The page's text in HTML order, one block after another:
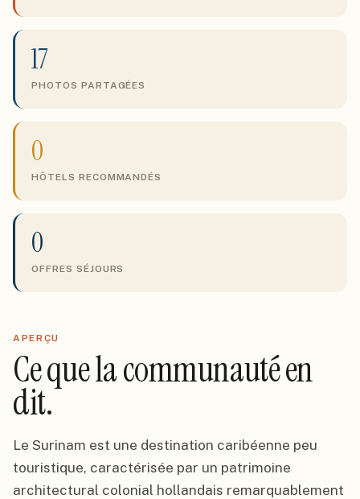
17
PHOTOS PARTAGÉES
0
HÔTELS RECOMMANDÉS
0
OFFRES SÉJOURS
APERÇU
Ce que la communauté en
dit.
Le Surinam est une destination caribéenne peu
touristique, caractérisée par un patrimoine
architectural colonial hollandais remarquablement